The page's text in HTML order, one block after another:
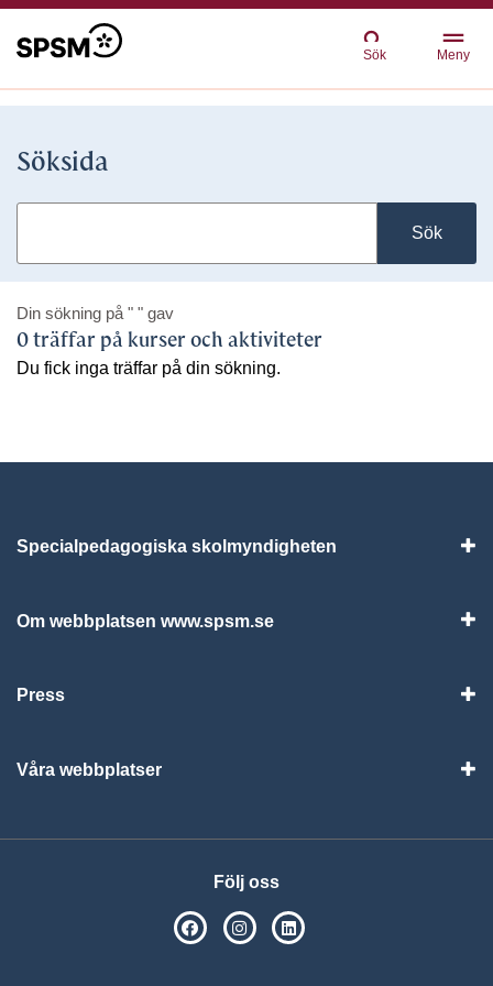
Sök Meny
Söksida
Sök
Din sökning på " " gav
0 träffar på kurser och aktiviteter
Du fick inga träffar på din sökning.
Specialpedagogiska skolmyndigheten
Om webbplatsen www.spsm.se
Press
Våra webbplatser
Följ oss
SPSM på Facebook
SPSM på Instagram